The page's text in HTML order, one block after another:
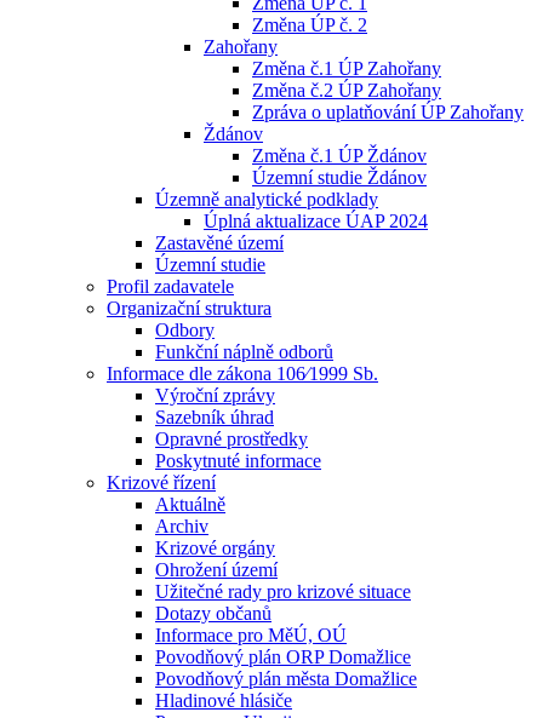
Změna ÚP č. 2
Zahořany
Změna č.1 ÚP Zahořany
Změna č.2 ÚP Zahořany
Zpráva o uplatňování ÚP Zahořany
Ždánov
Změna č.1 ÚP Ždánov
Územní studie Ždánov
Územně analytické podklady
Úplná aktualizace ÚAP 2024
Zastavěné území
Územní studie
Profil zadavatele
Organizační struktura
Odbory
Funkční náplně odborů
Informace dle zákona 106⁄1999 Sb.
Výroční zprávy
Sazebník úhrad
Opravné prostředky
Poskytnuté informace
Krizové řízení
Aktuálně
Archiv
Krizové orgány
Ohrožení území
Užitečné rady pro krizové situace
Dotazy občanů
Informace pro MěÚ, OÚ
Povodňový plán ORP Domažlice
Povodňový plán města Domažlice
Hladinové hlásiče